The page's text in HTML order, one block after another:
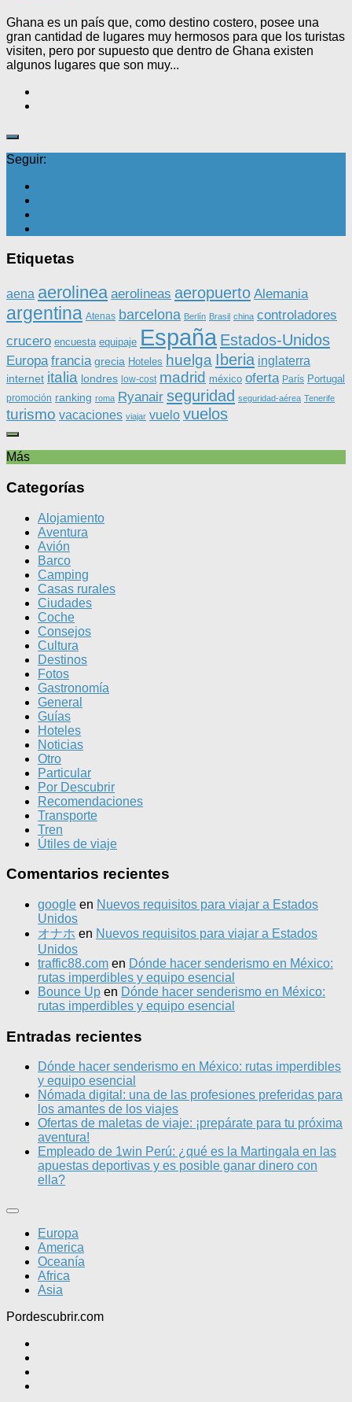
Ghana es un país que, como destino costero, posee una
gran cantidad de lugares muy hermosos para que los turistas
visiten, pero por supuesto que dentro de Ghana existen
algunos lugares que son muy...
Seguir:
Etiquetas
aena aerolinea aerolineas aeropuerto Alemania
argentina Atenas barcelona Berlín Brasil china controladores
crucero encuesta equipaje España Estados-Unidos
Europa francia grecia Hoteles huelga Iberia inglaterra
internet italia londres low-cost madrid méxico oferta París Portugal
promoción ranking roma Ryanair seguridad seguridad-aérea Tenerife
turismo vacaciones viajar vuelo vuelos
Más
Categorías
Alojamiento
Aventura
Avión
Barco
Camping
Casas rurales
Ciudades
Coche
Consejos
Cultura
Destinos
Fotos
Gastronomía
General
Guías
Hoteles
Noticias
Otro
Particular
Por Descubrir
Recomendaciones
Transporte
Tren
Útiles de viaje
Comentarios recientes
google en Nuevos requisitos para viajar a Estados
Unidos
オナホ en Nuevos requisitos para viajar a Estados
Unidos
traffic88.com en Dónde hacer senderismo en México:
rutas imperdibles y equipo esencial
Bounce Up en Dónde hacer senderismo en México:
rutas imperdibles y equipo esencial
Entradas recientes
Dónde hacer senderismo en México: rutas imperdibles
y equipo esencial
Nómada digital: una de las profesiones preferidas para
los amantes de los viajes
Ofertas de maletas de viaje: ¡prepárate para tu próxima
aventura!
Empleado de 1win Perú: ¿qué es la Martingala en las
apuestas deportivas y es posible ganar dinero con
ella?
Europa
America
Oceanía
Africa
Asia
Pordescubrir.com